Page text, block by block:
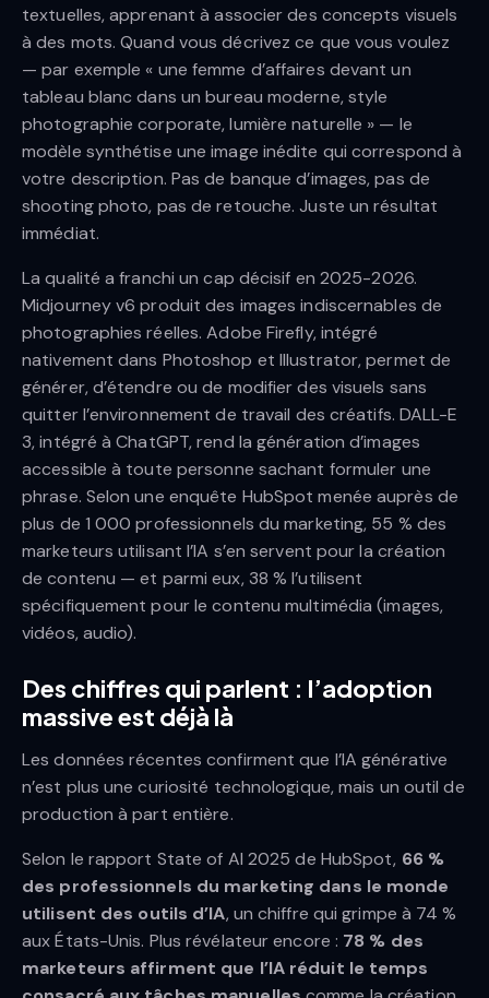
textuelles, apprenant à associer des concepts visuels
à des mots. Quand vous décrivez ce que vous voulez
— par exemple « une femme d’affaires devant un
tableau blanc dans un bureau moderne, style
photographie corporate, lumière naturelle » — le
modèle synthétise une image inédite qui correspond à
votre description. Pas de banque d’images, pas de
shooting photo, pas de retouche. Juste un résultat
immédiat.
La qualité a franchi un cap décisif en 2025-2026.
Midjourney v6 produit des images indiscernables de
photographies réelles. Adobe Firefly, intégré
nativement dans Photoshop et Illustrator, permet de
générer, d’étendre ou de modifier des visuels sans
quitter l’environnement de travail des créatifs. DALL-E
3, intégré à ChatGPT, rend la génération d’images
accessible à toute personne sachant formuler une
phrase. Selon une enquête HubSpot menée auprès de
plus de 1 000 professionnels du marketing, 55 % des
marketeurs utilisant l’IA s’en servent pour la création
de contenu — et parmi eux, 38 % l’utilisent
spécifiquement pour le contenu multimédia (images,
vidéos, audio).
Des chiffres qui parlent : l’adoption
massive est déjà là
Les données récentes confirment que l’IA générative
n’est plus une curiosité technologique, mais un outil de
production à part entière.
Selon le rapport State of AI 2025 de HubSpot, 66 %
des professionnels du marketing dans le monde
utilisent des outils d’IA, un chiffre qui grimpe à 74 %
aux États-Unis. Plus révélateur encore : 78 % des
marketeurs affirment que l’IA réduit le temps